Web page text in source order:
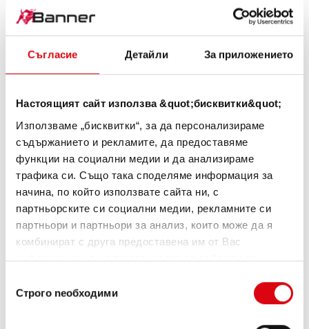
Съгласие Детайли За приложението
Настоящият сайт използва &quot;бисквитки&quot;
Използваме „бисквитки“, за да персонализираме
съдържанието и рекламите, да предоставяме
функции на социални медии и да анализираме
трафика си. Също така споделяме информация за
начина, по който използвате сайта ни, с
партньорските си социални медии, рекламните си
партньори и партньори за анализ, които може да я
комбинират с друга предоставена им от Вас
информация или с такава, която са събрали от
наСтрого nеобходими
МОЩНАТА
АЛТЕРНАТИВА
Нашата препоръка за превозните средства
енергия или изисквания за студент старт.
ИНФОРМАЦИЯ ЗА ИЗДЕЛИЯТА >
Buffalo Bull EFB